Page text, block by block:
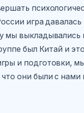
игра
мы
был Китай и
и подготовки,
они были с нами